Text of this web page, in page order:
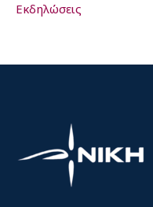
Εκδηλώσεις